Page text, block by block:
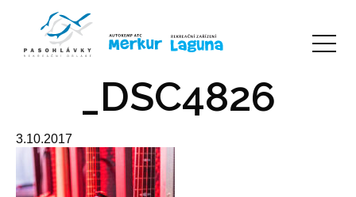
_DSC4826
3.10.2017